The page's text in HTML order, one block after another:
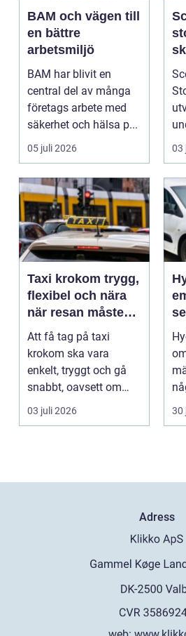
BAM och vägen till
en bättre
arbetsmiljö
BAM har blivit en
central del av många
företags arbete med
säkerhet och hälsa p...
05 juli 2026 03
Taxi krokom trygg,
flexibel och nära
när resan måste
fungera
Att få tag på taxi
krokom ska vara
enkelt, tryggt och gå
snabbt, oavsett om
resan gäller jobbet,
bar...
03 juli 2026 30
Adress